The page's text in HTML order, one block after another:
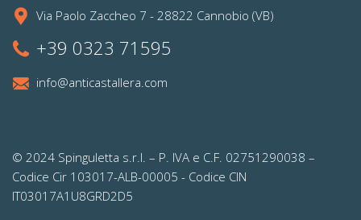
Via Paolo Zaccheo 7 - 28822 Cannobio (VB)
+39 0323 71595
info@anticastallera.com
© 2024 Spinguletta s.r.l. – P. IVA e C.F. 02751290038 –
Codice Cir 103017-ALB-00005 - Codice CIN
IT03017A1U8GRD2D5